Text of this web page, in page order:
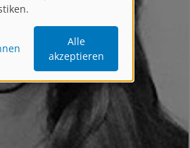
Alle
akzeptieren